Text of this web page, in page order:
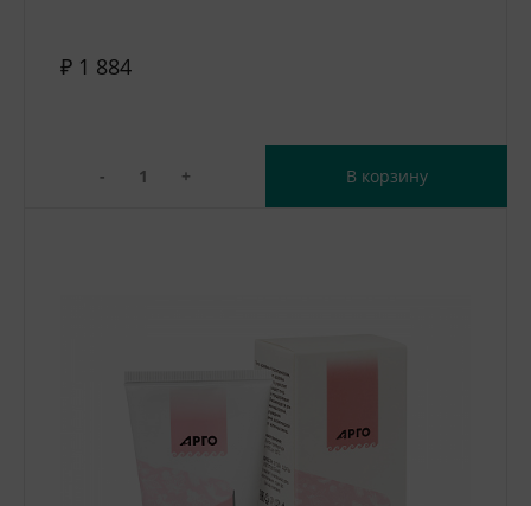
₽ 1 884
- + В корзину